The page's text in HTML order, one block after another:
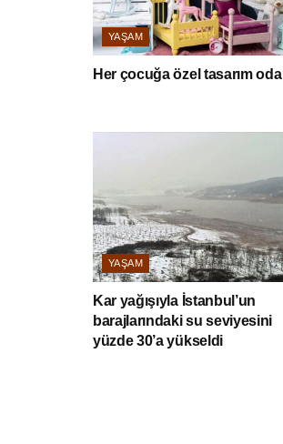
YAŞAM
Her çocuğa özel tasarım oda
YAŞAM
Kar yağışıyla İstanbul’un
barajlarındaki su seviyesini
yüzde 30’a yükseldi